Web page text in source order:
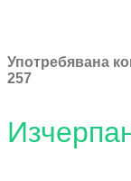
Употребявана
257